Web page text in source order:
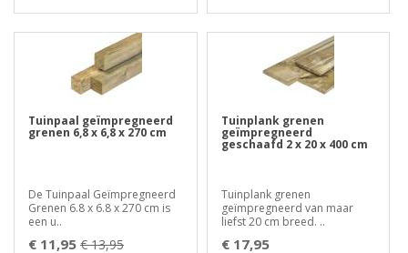
Tuinpaal geïmpregneerd
grenen 6,8 x 6,8 x 270 cm
De Tuinpaal Geïmpregneerd
Grenen 6.8 x 6.8 x 270 cm is
een u..
€ 11,95 € 13,95
Tuinplank grenen
geïmpregneerd
geschaafd 2 x 20 x 400 cm
Tuinplank grenen
geïmpregneerd van maar
liefst 20 cm breed. ..
€ 17,95